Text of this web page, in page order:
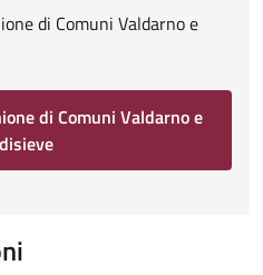
di Comuni Valdarno e
di Comuni Valdarno e